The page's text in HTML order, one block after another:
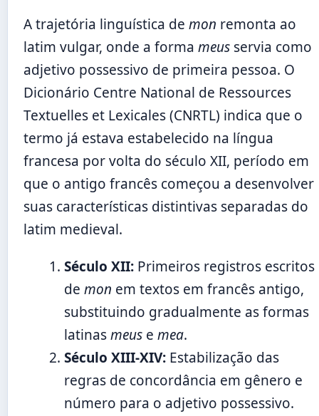
A trajetória linguística de mon remonta ao
latim vulgar, onde a forma meus servia como
adjetivo possessivo de primeira pessoa. O
Dicionário Centre National de Ressources
Textuelles et Lexicales (CNRTL) indica que o
termo já estava estabelecido na língua
francesa por volta do século XII, período em
que o antigo francês começou a desenvolver
suas características distintivas separadas do
latim medieval.
Século XII: Primeiros registros escritos
de mon em textos em francês antigo,
substituindo gradualmente as formas
latinasmeus e mea.
Século XIII-XIV: Estabilização das
regras de concordância em gênero e
número para o adjetivo possessivo.